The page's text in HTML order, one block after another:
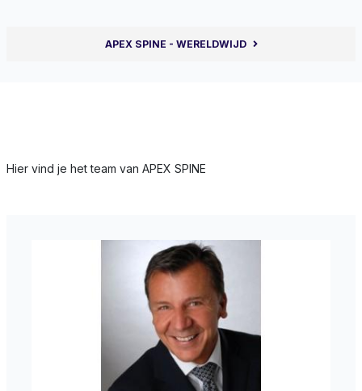
APEX SPINE - WERELDWIJD
Hier vind je het team van APEX SPINE